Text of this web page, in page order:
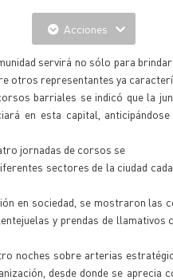
Acciones
servirá no sólo para
otros representantes ya
barriales se indicó que la
en esta capital,
jornadas de corsos se
sectores de la ciudad
en sociedad, se mostraron las
y prendas de
noches sobre arterias
desde donde se